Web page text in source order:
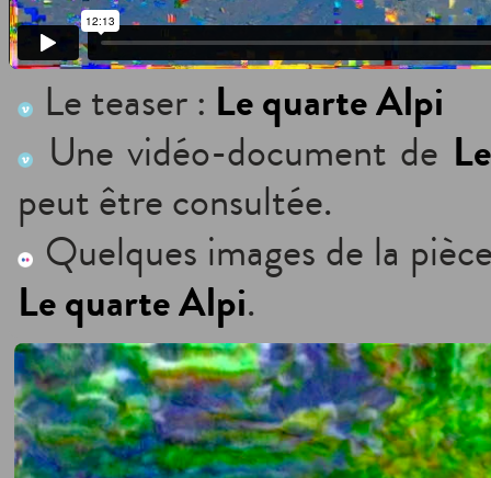
Le teaser : Le quarte Alpi
Une vidéo-document de
peut être consultée.
Quelques images de la
Le quarte Alpi.